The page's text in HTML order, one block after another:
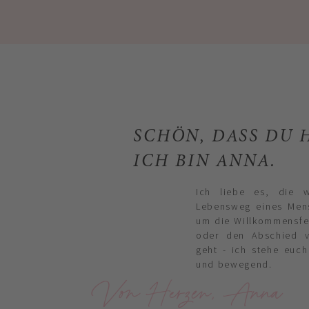
Ich liebe es, die
Lebensweg eines
um die
oder den Abschied
geht - ich stehe
und bewegend.
SCHÖN, DASS DU
ICH BIN ANNA.